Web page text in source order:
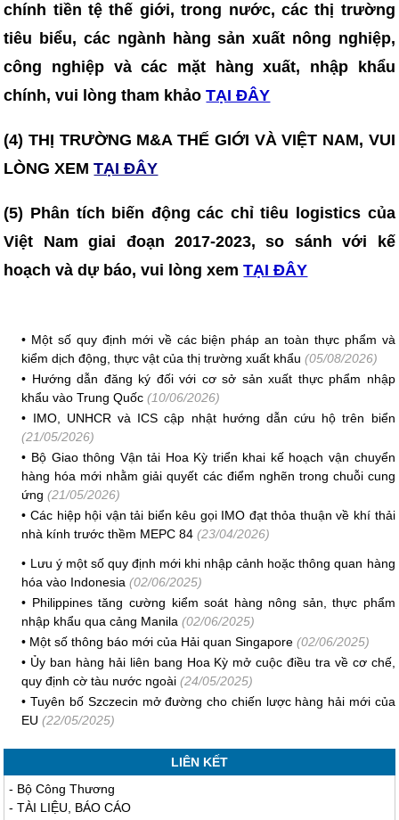
chính tiền tệ thế giới, trong nước, các thị trường
tiêu biểu, các ngành hàng sản xuất nông nghiệp,
công nghiệp và các mặt hàng xuất, nhập khẩu
chính, vui lòng tham khảo TẠI ĐÂY
(4) THỊ TRƯỜNG M&A THẾ GIỚI VÀ VIỆT NAM, VUI
LÒNG XEMTẠI ĐÂY
(5) Phân tích biến động các chỉ tiêu logistics của
Việt Nam giai đoạn 2017-2023, so sánh với kế
hoạch và dự báo, vui lòng xemTẠI ĐÂY
• Một số quy định mới về các biện pháp an toàn thực phẩm và
kiểm dịch động, thực vật của thị trường xuất khẩu (05/08/2026)
• Hướng dẫn đăng ký đối với cơ sở sản xuất thực phẩm nhập
khẩu vào Trung Quốc (10/06/2026)
• IMO, UNHCR và ICS cập nhật hướng dẫn cứu hộ trên biển
(21/05/2026)
• Bộ Giao thông Vận tải Hoa Kỳ triển khai kế hoạch vận chuyển
hàng hóa mới nhằm giải quyết các điểm nghẽn trong chuỗi cung
ứng (21/05/2026)
•Các hiệp hội vận tải biển kêu gọi IMO đạt thỏa thuận về khí thải
nhà kính trước thềm MEPC 84 (23/04/2026)
• Lưu ý một số quy định mới khi nhập cảnh hoặc thông quan hàng
hóa vào Indonesia (02/06/2025)
• Philippines tăng cường kiểm soát hàng nông sản, thực phẩm
nhập khẩu qua cảng Manila (02/06/2025)
• Một số thông báo mới của Hải quan Singapore (02/06/2025)
• Ủy ban hàng hải liên bang Hoa Kỳ mở cuộc điều tra về cơ chế,
quy định cờ tàu nước ngoài (24/05/2025)
•Tuyên bố Szczecin mở đường cho chiến lược hàng hải mới của
EU (22/05/2025)
LIÊN KẾT
- Bộ Công Thương
-TÀI LIỆU, BÁO CÁO